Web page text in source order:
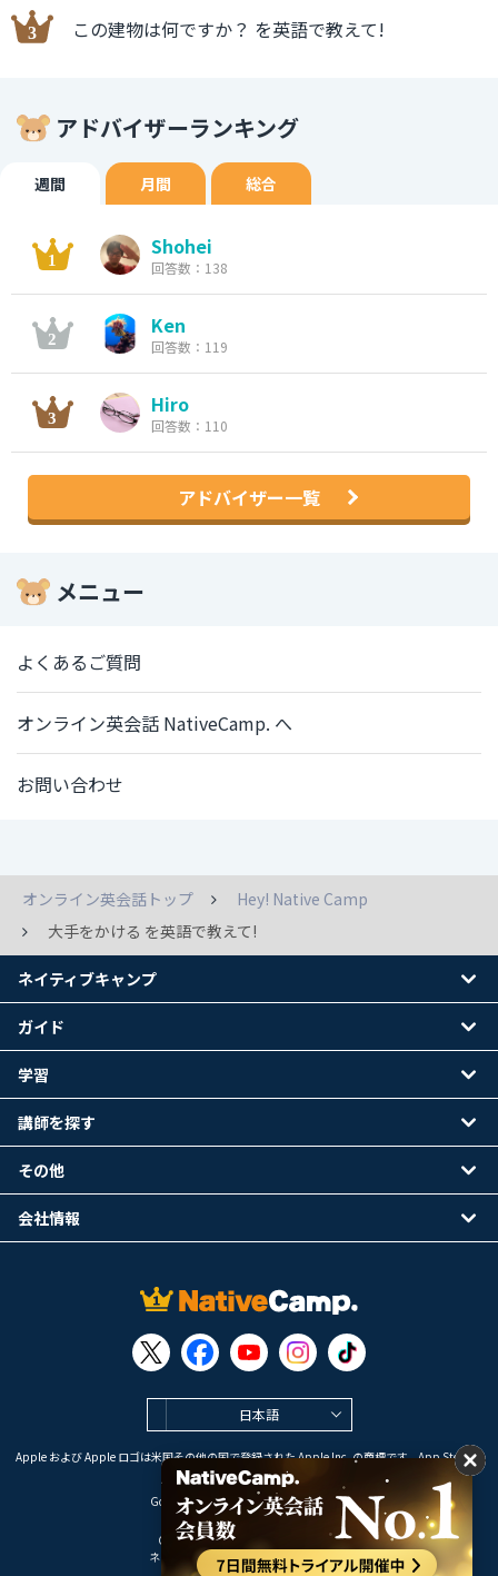
この建物は何ですか？ を英語で教えて!
アドバイザーランキング
週間 月間 総合
Shohei
回答数：138
Ken
回答数：119
Hiro
回答数：110
アドバイザー一覧
メニュー
よくあるご質問
オンライン英会話 NativeCamp. へ
お問い合わせ
オンライン英会話トップ
Hey! Native Camp
大手をかける を英語で教えて!
日本語
Apple および Apple ロゴは米国その他の国で登録された Apple Inc. の商標です。App Store は
Apple Inc. のサービスマークです。
Google Play は Google LLC の商標です。
Copyright © 2026 オンライン英会話
ネイティブキャンプ All Rights Reserved.
ネイティブキャンプ
ガイド
学習
講師を探す
その他
会社情報